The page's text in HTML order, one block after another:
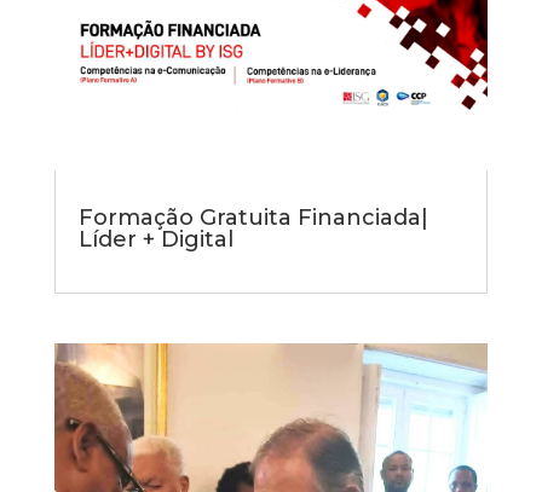
Formação Gratuita Financiada|
Líder + Digital